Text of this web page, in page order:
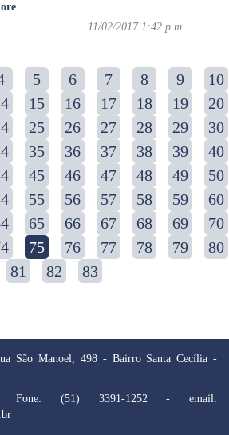
11/02/2017 1:42 p.m.
5 6 7 8 9
10
15 16 17 18 19
20
25 26 27 28 29
30
35 36 37 38 39
40
45 46 47 48 49
50
55 56 57 58 59
60
65 66 67 68 69
70
75 76 77 78 79
80
81
82 83
São Manoel, 498 - Bairro Santa Cecília -
Fone: (51) 3391-1252 - email: